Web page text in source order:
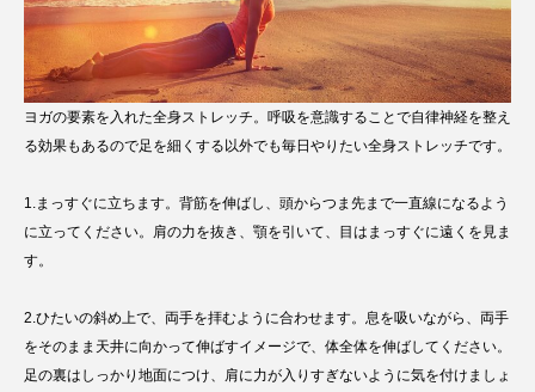
ヨガの要素を入れた全身ストレッチ。呼吸を意識することで自律神経を整え
る効果もあるので足を細くする以外でも毎日やりたい全身ストレッチです。
1.まっすぐに立ちます。背筋を伸ばし、頭からつま先まで一直線になるよう
に立ってください。肩の力を抜き、顎を引いて、目はまっすぐに遠くを見ま
す。
2.ひたいの斜め上で、両手を拝むように合わせます。息を吸いながら、両手
をそのまま天井に向かって伸ばすイメージで、体全体を伸ばしてください。
足の裏はしっかり地面につけ、肩に力が入りすぎないように気を付けましょ